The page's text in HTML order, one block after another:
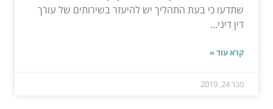
שתדעו כי בעת התהליך יש להיעזר בשירותים של עורך
דין דיני...
קרא עוד »
פבר 24, 2019